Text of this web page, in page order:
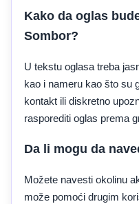
Kako da oglas
Sombor?
U tekstu oglasa treba
kao i nameru kao što su
kontakt ili diskretno
rasporediti oglas prema
Da li mogu da
Možete navesti okolinu
može pomoći drugim